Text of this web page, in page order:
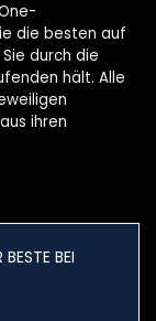
die besten auf
durch die
hält. Alle
ihren
BEI